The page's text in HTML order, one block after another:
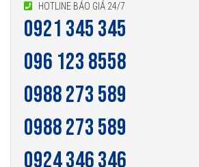
HOTLINE BÁO GIÁ 24/7
0921 345 345
096 123 8558
0988 273 589
0988 273 589
0924 346 346